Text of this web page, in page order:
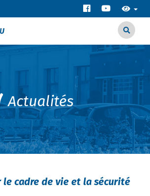
Actualités
le cadre de vie et la sécurité